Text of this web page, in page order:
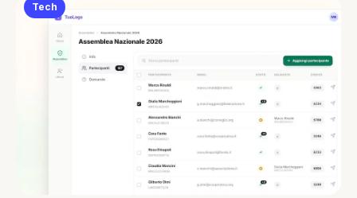
Tech